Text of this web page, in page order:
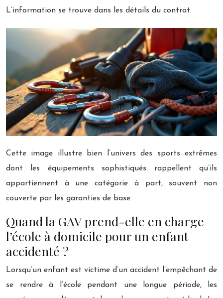
L’information se trouve dans les détails du contrat.
Cette image illustre bien l’univers des sports extrêmes
dont les équipements sophistiqués rappellent qu’ils
appartiennent à une catégorie à part, souvent non
couverte par les garanties de base.
Quand la GAV prend-elle en charge
l’école à domicile pour un enfant
accidenté ?
Lorsqu’un enfant est victime d’un accident l’empêchant de
se rendre à l’école pendant une longue période, les